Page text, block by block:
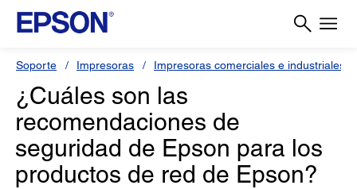
Soporte Impresoras Impresoras comerciales e industriales
¿Cuáles son las
recomendaciones de
seguridad de Epson para los
productos de red de Epson?